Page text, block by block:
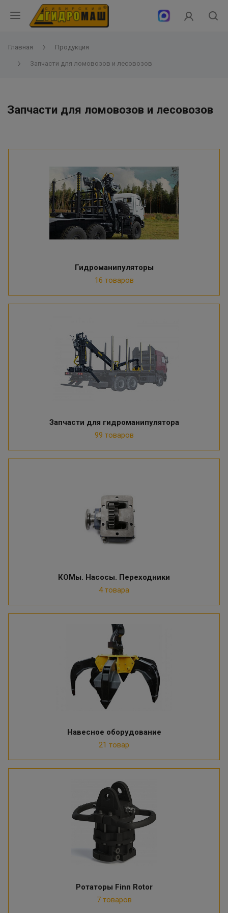
Главная Продукция
Запчасти для ломовозов и лесовозов
Запчасти для ломовозов и лесовозов
Гидроманипуляторы
16 товаров
Запчасти для гидроманипулятора
99 товаров
КОМы. Насосы. Переходники
4 товара
Навесное оборудование
21 товар
Ротаторы Finn Rotor
7 товаров